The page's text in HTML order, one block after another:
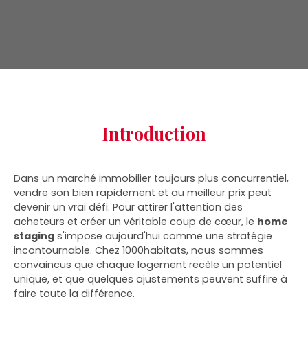
Introduction
Dans un marché immobilier toujours plus concurrentiel,
vendre son bien rapidement et au meilleur prix peut
devenir un vrai défi. Pour attirer l'attention des
acheteurs et créer un véritable coup de cœur, le home
staging s'impose aujourd'hui comme une stratégie
incontournable. Chez 1000habitats, nous sommes
convaincus que chaque logement recèle un potentiel
unique, et que quelques ajustements peuvent suffire à
faire toute la différence.